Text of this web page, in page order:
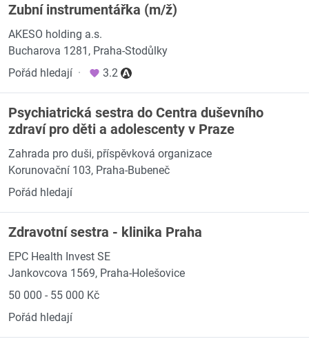
Zubní instrumentářka (m/ž)
AKESO holding a.s.
Bucharova 1281, Praha-Stodůlky
Pořád hledají · 3.2
Psychiatrická sestra do Centra duševního
zdraví pro děti a adolescenty v Praze
Zahrada pro duši, příspěvková organizace
Korunovační 103, Praha-Bubeneč
Pořád hledají
Zdravotní sestra - klinika Praha
EPC Health Invest SE
Jankovcova 1569, Praha-Holešovice
50 000 - 55 000 Kč
Pořád hledají